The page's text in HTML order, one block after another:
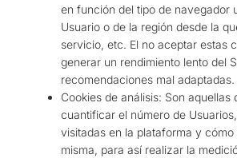
en función del tipo de navegador
Usuario o de la región desde la
servicio, etc. El no aceptar estas
generar un rendimiento lento del
recomendaciones mal adaptadas.
Cookies de análisis: Son aquellas
cuantificar el número de
visitadas en la plataforma y
misma, para así realizar la